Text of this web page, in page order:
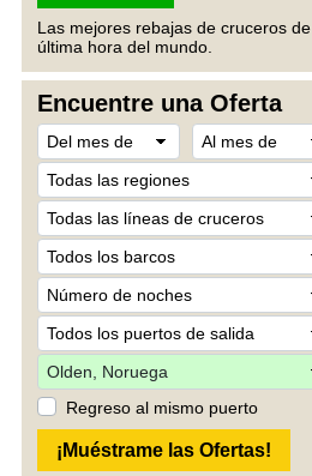
Las mejores rebajas de cruceros de
última hora del mundo.
Encuentre una Oferta
Regreso al mismo puerto